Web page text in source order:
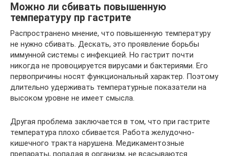
Можно ли сбивать повышенную
температуру пр гастрите
Распространено мнение, что повышенную температуру
не нужно сбивать. Дескать, это проявление борьбы
иммунной системы с инфекцией. Но гастрит почти
никогда не провоцируется вирусами и бактериями. Его
первопричины носят функциональный характер. Поэтому
длительно удерживать температурные показатели на
высоком уровне не имеет смысла.
Другая проблема заключается в том, что при гастрите
температура плохо сбивается. Работа желудочно-
кишечного тракта нарушена. Медикаментозные
препараты, попадая в организм, не всасываются